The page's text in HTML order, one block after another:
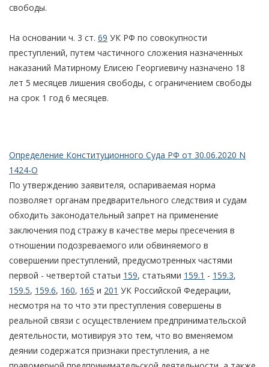
свободы.
На основании ч. 3 ст. 69 УК РФ по совокупности
преступлений, путем частичного сложения назначенных
наказаний Матирному Елисею Георгиевичу назначено 18
лет 5 месяцев лишения свободы, с ограничением свободы
на срок 1 год 6 месяцев.
Определение Конституционного Суда РФ от 30.06.2020 N
1424-О
По утверждению заявителя, оспариваемая норма
позволяет органам предварительного следствия и судам
обходить законодательный запрет на применение
заключения под стражу в качестве меры пресечения в
отношении подозреваемого или обвиняемого в
совершении преступлений, предусмотренных частями
первой - четвертой статьи 159, статьями 159.1 - 159.3,
159.5, 159.6, 160, 165 и 201 УК Российской Федерации,
несмотря на то что эти преступления совершены в
реальной связи с осуществлением предпринимательской
деятельности, мотивируя это тем, что во вменяемом
деянии содержатся признаки преступления, а не